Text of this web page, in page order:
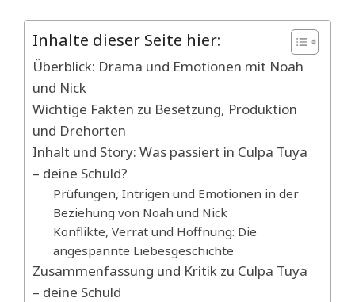
Inhalte dieser Seite hier:
Überblick: Drama und Emotionen mit Noah
und Nick
Wichtige Fakten zu Besetzung, Produktion
und Drehorten
Inhalt und Story: Was passiert in Culpa Tuya
– deine Schuld?
Prüfungen, Intrigen und Emotionen in der
Beziehung von Noah und Nick
Konflikte, Verrat und Hoffnung: Die
angespannte Liebesgeschichte
Zusammenfassung und Kritik zu Culpa Tuya
– deine Schuld